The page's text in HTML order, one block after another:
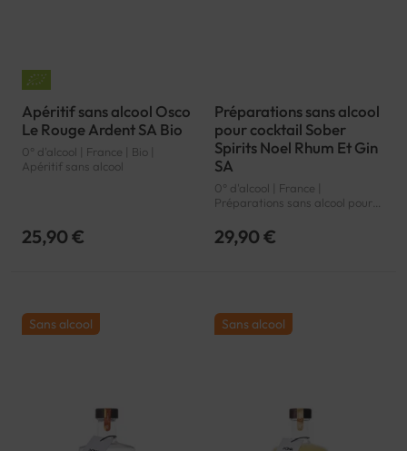
Apéritif sans alcool Osco
Le Rouge Ardent SA Bio
0° d'alcool | France | Bio |
Apéritif sans alcool
25,90 €
Préparations sans alcool
pour cocktail Sober
Spirits Noel Rhum Et Gin
SA
0° d'alcool | France |
Préparations sans alcool pour
29,90 €
Sans alcool Sans alcool